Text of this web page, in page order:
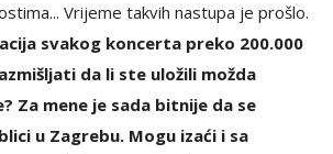
Vrijeme takvih nastupa je prošlo.
svakog koncerta preko 200.000
da li ste uložili možda
Za mene je sada bitnije da se
u Zagrebu. Mogu izaći i sa